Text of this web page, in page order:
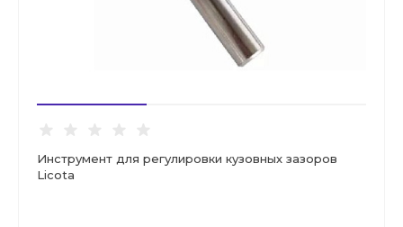
Инструмент для регулировки кузовных зазоров
Licota